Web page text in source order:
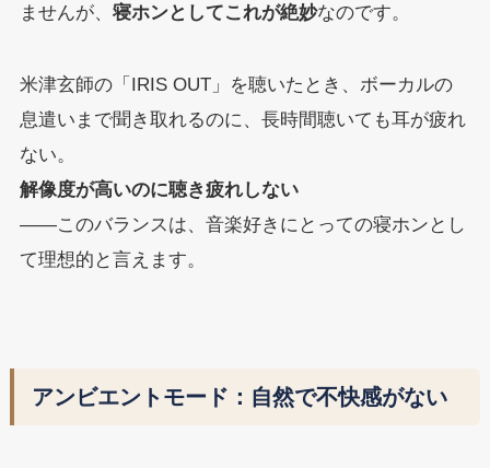
ませんが、 寝ホンとしてこれが絶妙なのです。
米津玄師の「IRIS OUT」を聴いたとき、ボーカルの
息遣いまで聞き取れるのに、長時間聴いても耳が疲れ
ない。
解像度が高いのに聴き疲れしない
——このバランスは、音楽好きにとっての寝ホンとし
て理想的と言えます。
アンビエントモード：自然で不快感がない